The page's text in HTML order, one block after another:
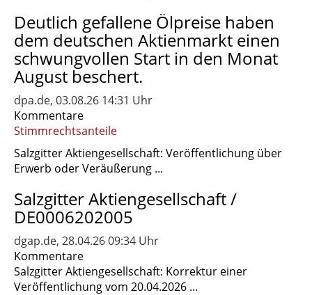
Deutlich gefallene Ölpreise haben
dem deutschen Aktienmarkt einen
schwungvollen Start in den Monat
August beschert.
dpa.de, 03.08.26 14:31 Uhr
Kommentare
Stimmrechtsanteile
Salzgitter Aktiengesellschaft: Veröffentlichung über
Erwerb oder Veräußerung ...
Salzgitter Aktiengesellschaft /
DE0006202005
dgap.de, 28.04.26 09:34 Uhr
Kommentare
Salzgitter Aktiengesellschaft: Korrektur einer
Veröffentlichung vom 20.04.2026 ...